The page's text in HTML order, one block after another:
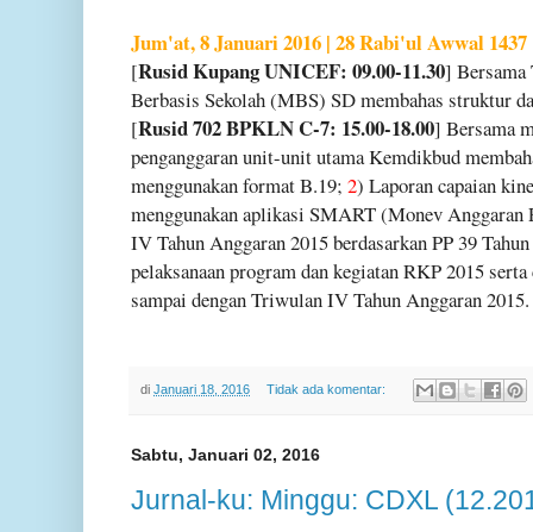
Jum'at, 8 Januari 2016 | 28 Rabi'ul Awwal 1437
[Rusid Kupang UNICEF: 09.00-11.30]
Berbasis Sekolah (MBS) SD membahas struktur
[Rusid 702 BPKLN C-7: 15.00-18.00] Bersama
penganggaran unit-unit utama Kemdikbud
menggunakan format B.19; 2) Laporan capaian
menggunakan aplikasi SMART (Monev
IV Tahun Anggaran 2015 berdasarkan PP 39
pelaksanaan program dan kegiatan RKP 2015
sampai dengan Triwulan IV Tahun Anggaran
di Januari 18, 2016 Tidak ada komentar:
Sabtu, Januari 02, 2016
Jurnal-ku: Minggu: CDXL